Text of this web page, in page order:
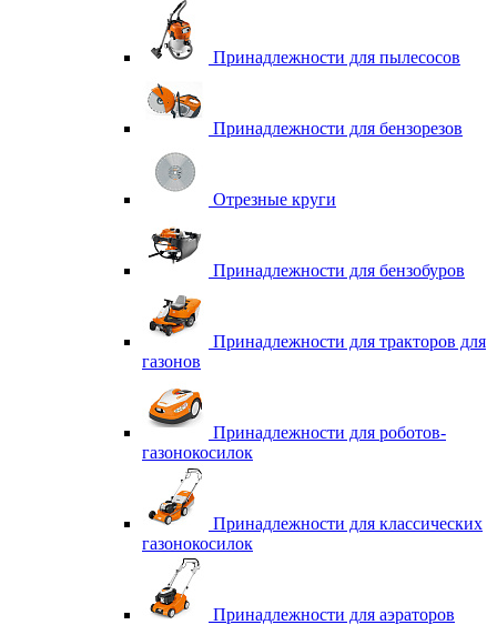
Принадлежности для пылесосов
Принадлежности для бензорезов
Отрезные круги
Принадлежности для бензобуров
Принадлежности для тракторов для
газонов
Принадлежности для роботов-
газонокосилок
Принадлежности для классических
газонокосилок
Принадлежности для аэраторов